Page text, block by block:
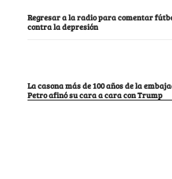
Regresar a la radio para comentar
contra la depresión
La casona más de 100 años de la
Petro afinó su cara a cara con Trump